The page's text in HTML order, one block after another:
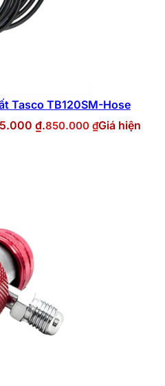
Tasco TB120SM-Hose
₫.850.000 ₫Giá hiện